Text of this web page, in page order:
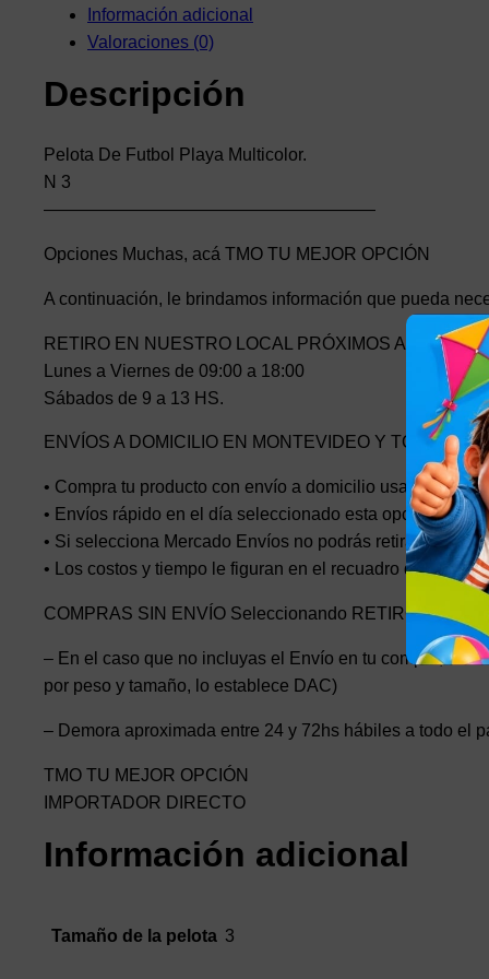
Información adicional
Valoraciones (0)
Descripción
Pelota De Futbol Playa Multicolor.
N 3
———————————————————
Opciones Muchas, acá TMO TU MEJOR OPCIÓN
A continuación, le brindamos información que pueda
RETIRO EN NUESTRO LOCAL PRÓXIMOS AL PASO
Lunes a Viernes de 09:00 a 18:00
Sábados de 9 a 13 HS.
ENVÍOS A DOMICILIO EN MONTEVIDEO Y TODO EL
• Compra tu producto con envío a domicilio usando
• Envíos rápido en el día seleccionado esta opción el
• Si selecciona Mercado Envíos no podrás retirar en
• Los costos y tiempo le figuran en el recuadro de la
COMPRAS SIN ENVÍO Seleccionando RETIRO EN
– En el caso que no incluyas el Envío en tu compra, los
por peso y tamaño, lo establece DAC)
– Demora aproximada entre 24 y 72hs hábiles a todo el
TMO TU MEJOR OPCIÓN
IMPORTADOR DIRECTO
Información adicional
Tamaño de la pelota 3